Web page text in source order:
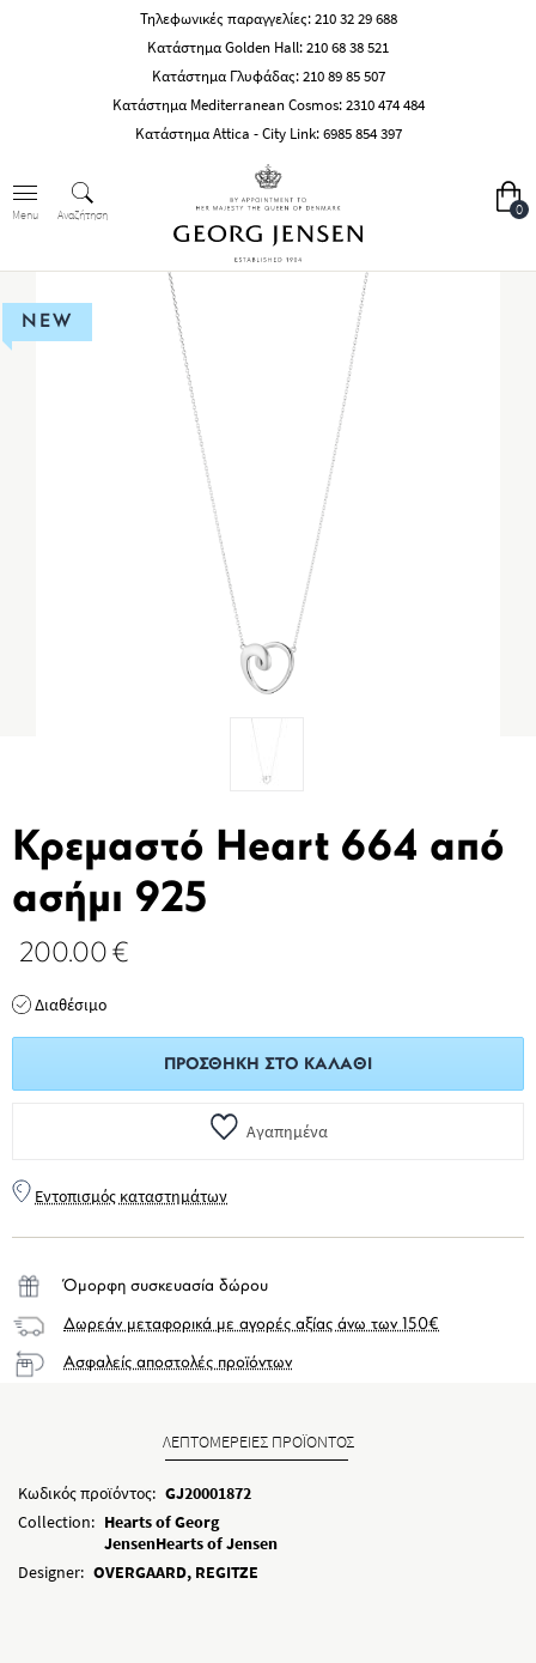
Τηλεφωνικές παραγγελίες:210 32 29 688
Κατάστημα Golden Hall:210 68 38 521
Κατάστημα Γλυφάδας:210 89 85 507
Κατάστημα Mediterranean Cosmos:2310 474 484
Κατάστημα Attica - City Link:6985 854 397
Menu Αναζήτηση 0
NEW
Κρεμαστό Heart 664 από
ασήμι 925
200.00 €
Διαθέσιμο
ΠΡΟΣΘΉΚΗ ΣΤΟ ΚΑΛΆΘΙ
Αγαπημένα
Εντοπισμός καταστημάτων
Όμορφη συσκευασία δώρου
Δωρεάν μεταφορικά με αγορές αξίας άνω των 150€
Ασφαλείς αποστολές προϊόντων
ΛΕΠΤΟΜΕΡΕΙΕΣ ΠΡΟΪΟΝΤΟΣ
Κωδικός προϊόντος: GJ20001872
Collection: Hearts of Georg
JensenHearts of Jensen
Designer: OVERGAARD, REGITZE